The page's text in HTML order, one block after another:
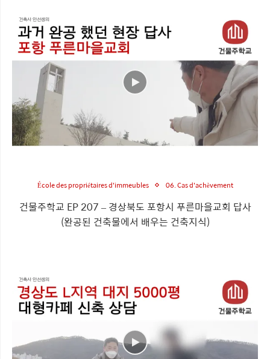
École des propriétaires d'immeubles 06. Cas d'achèvement
건물주학교 EP 207 – 경상북도 포항시 푸른마을교회 답사
(완공된 건축물에서 배우는 건축지식)